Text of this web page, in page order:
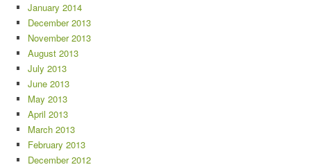
January 2014
December 2013
November 2013
August 2013
July 2013
June 2013
May 2013
April 2013
March 2013
February 2013
December 2012